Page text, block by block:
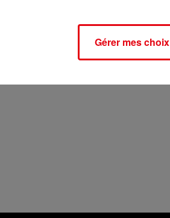
Gérer mes choix